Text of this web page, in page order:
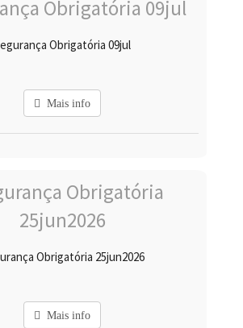
Obrigatória 09jul
Mais info
Obrigatória 25jun2026
Mais info